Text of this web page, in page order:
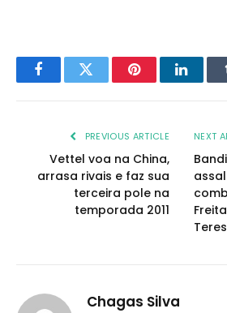
FacebookTwitter Pinterest
PREVIOUS ARTICLE
Vettel voa na China,
arrasa rivais e faz sua
terceira pole na
temporada 2011
NEXT
Chagas Silva